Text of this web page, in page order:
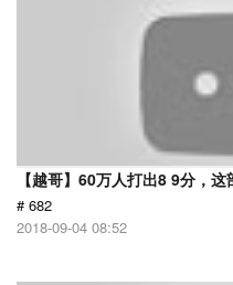
【越哥】60万人打出8 9分，
# 682
2018-09-04 08:52